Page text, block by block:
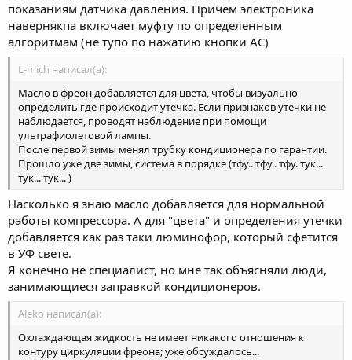
показаниям датчика давления. Причем электроника
навернякпа включает муфту по определенным
алгоритмам (не тупо по нажатию кнопки AC)
L-mich написал(а):
Масло в фреон добавляется для цвета, чтобы визуально
определить где происходит утечка. Если признаков утечки не
наблюдается, проводят наблюдение при помощи
ультрафиолетовой лампы.
После первой зимы менял трубку кондиционера по гарантии.
Прошло уже две зимы, система в порядке (тфу.. тфу.. тфу. тук...
тук... тук... )
Насколько я знаю масло добавляется для нормальной
работы компрессора. А для "цвета" и определения утечки
добавляется как раз таки люминофор, который сфетится
в УФ свете.
Я конечно не специалист, но мне так объясняли люди,
занимающиеся заправкой кондиционеров.
Aleko написал(а):
Охлаждающая жидкость не имеет никакого отношения к
контуру циркуляции фреона; уже обсуждалось...